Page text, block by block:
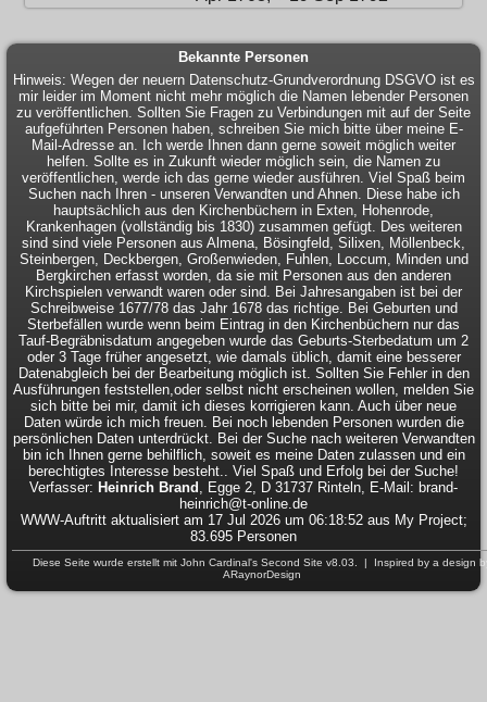
Bekannte Personen
Hinweis: Wegen der neuern Datenschutz-Grundverordnung DSGVO ist es
mir leider im Moment nicht mehr möglich die Namen lebender Personen
zu veröffentlichen. Sollten Sie Fragen zu Verbindungen mit auf der Seite
aufgeführten Personen haben, schreiben Sie mich bitte über meine E-
Mail-Adresse an. Ich werde Ihnen dann gerne soweit möglich weiter
helfen. Sollte es in Zukunft wieder möglich sein, die Namen zu
veröffentlichen, werde ich das gerne wieder ausführen. Viel Spaß beim
Suchen nach Ihren - unseren Verwandten und Ahnen. Diese habe ich
hauptsächlich aus den Kirchenbüchern in Exten, Hohenrode,
Krankenhagen (vollständig bis 1830) zusammen gefügt. Des weiteren
sind sind viele Personen aus Almena, Bösingfeld, Silixen, Möllenbeck,
Steinbergen, Deckbergen, Großenwieden, Fuhlen, Loccum, Minden und
Bergkirchen erfasst worden, da sie mit Personen aus den anderen
Kirchspielen verwandt waren oder sind. Bei Jahresangaben ist bei der
Schreibweise 1677/78 das Jahr 1678 das richtige. Bei Geburten und
Sterbefällen wurde wenn beim Eintrag in den Kirchenbüchern nur das
Tauf-Begräbnisdatum angegeben wurde das Geburts-Sterbedatum um 2
oder 3 Tage früher angesetzt, wie damals üblich, damit eine besserer
Datenabgleich bei der Bearbeitung möglich ist. Sollten Sie Fehler in den
Ausführungen feststellen,oder selbst nicht erscheinen wollen, melden Sie
sich bitte bei mir, damit ich dieses korrigieren kann. Auch über neue
Daten würde ich mich freuen. Bei noch lebenden Personen wurden die
persönlichen Daten unterdrückt. Bei der Suche nach weiteren Verwandten
bin ich Ihnen gerne behilflich, soweit es meine Daten zulassen und ein
berechtigtes Interesse besteht.. Viel Spaß und Erfolg bei der Suche!
Verfasser: Heinrich Brand , Egge 2, D 31737 Rinteln, E-Mail: brand-
heinrich@t-online.de
WWW-Auftritt aktualisiert am 17 Jul 2026 um 06:18:52 aus My Project;
83.695 Personen
Diese Seite wurde erstellt mit John Cardinal's Second Site v8.03. | Inspired by a design
ARaynorDesign